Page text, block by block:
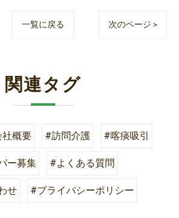
一覧に戻る 次のページ >
関連タグ
概要 #訪問介護 #喀痰吸引
ー募集 #よくある質問
せ #プライバシーポリシー